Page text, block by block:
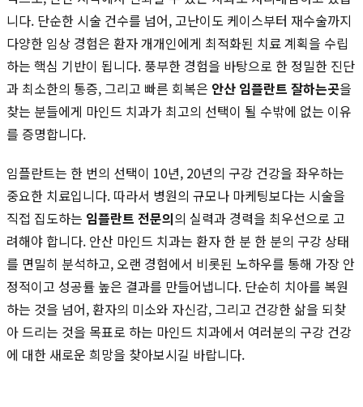
니다. 단순한 시술 건수를 넘어, 고난이도 케이스부터 재수술까지
다양한 임상 경험은 환자 개개인에게 최적화된 치료 계획을 수립
하는 핵심 기반이 됩니다. 풍부한 경험을 바탕으로 한 정밀한 진단
과 최소한의 통증, 그리고 빠른 회복은 안산 임플란트 잘하는곳을
찾는 분들에게 마인드 치과가 최고의 선택이 될 수밖에 없는 이유
를 증명합니다.
임플란트는 한 번의 선택이 10년, 20년의 구강 건강을 좌우하는
중요한 치료입니다. 따라서 병원의 규모나 마케팅보다는 시술을
직접 집도하는 임플란트 전문의의 실력과 경력을 최우선으로 고
려해야 합니다. 안산 마인드 치과는 환자 한 분 한 분의 구강 상태
를 면밀히 분석하고, 오랜 경험에서 비롯된 노하우를 통해 가장 안
정적이고 성공률 높은 결과를 만들어냅니다. 단순히 치아를 복원
하는 것을 넘어, 환자의 미소와 자신감, 그리고 건강한 삶을 되찾
아 드리는 것을 목표로 하는 마인드 치과에서 여러분의 구강 건강
에 대한 새로운 희망을 찾아보시길 바랍니다.